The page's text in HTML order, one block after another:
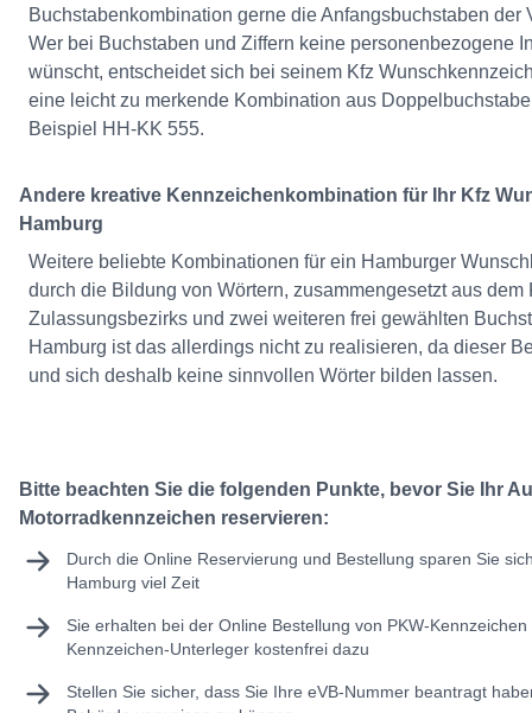
Buchstabenkombination gerne die Anfangsbuchstaben der
Wer bei Buchstaben und Ziffern keine personenbezogene
wünscht, entscheidet sich bei seinem Kfz
eine leicht zu merkende Kombination aus
Beispiel HH-KK 555.
Andere kreative Kennzeichenkombination für Ihr Kfz
Hamburg
Weitere beliebte Kombinationen für ein Hamburger
durch die Bildung von Wörtern, zusammengesetzt aus dem
Zulassungsbezirks und zwei weiteren frei gewählten
Hamburg ist das allerdings nicht zu realisieren, da dieser
und sich deshalb keine sinnvollen Wörter bilden lassen.
Bitte beachten Sie die folgenden Punkte, bevor Sie Ihr
Motorradkennzeichen reservieren:
Durch die Online Reservierung und Bestellung sparen Sie
Hamburg viel Zeit
Sie erhalten bei der Online Bestellung von PKW-
Kennzeichen-Unterleger kostenfrei dazu
Stellen Sie sicher, dass Sie Ihre eVB-Nummer beantragt